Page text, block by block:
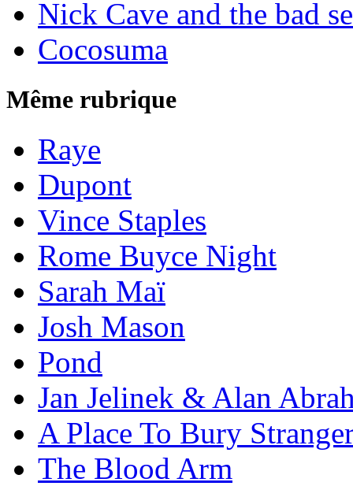
Nick Cave and the bad
Cocosuma
Même rubrique
Raye
Dupont
Vince Staples
Rome Buyce Night
Sarah Maï
Josh Mason
Pond
Jan Jelinek & Alan
A Place To Bury
The Blood Arm